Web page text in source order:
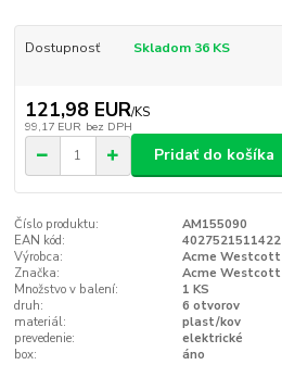
Dostupnosť Skladom 36 KS
121,98 EUR/KS
99,17 EUR bez DPH
Pridať do košíka
Číslo produktu:
AM155090
EAN kód:
4027521511422
Výrobca:
Acme Westcott
Značka:
Acme Westcott
Množstvo v balení:
1 KS
druh:
6 otvorov
materiál:
plast/kov
prevedenie:
elektrické
box:
áno